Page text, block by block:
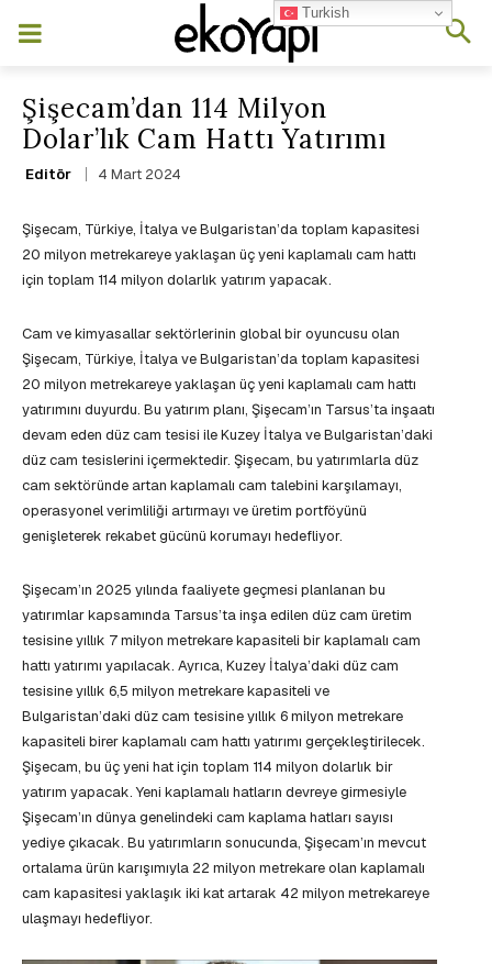
Şişecam’dan 114 Milyon
Dolar’lık Cam Hattı Yatırımı
Editör 4 Mart 2024
Şişecam, Türkiye, İtalya ve Bulgaristan’da toplam kapasitesi
20 milyon metrekareye yaklaşan üç yeni kaplamalı cam hattı
için toplam 114 milyon dolarlık yatırım yapacak.
Cam ve kimyasallar sektörlerinin global bir oyuncusu olan
Şişecam, Türkiye, İtalya ve Bulgaristan’da toplam kapasitesi
20 milyon metrekareye yaklaşan üç yeni kaplamalı cam hattı
yatırımını duyurdu. Bu yatırım planı, Şişecam’ın Tarsus’ta inşaatı
devam eden düz cam tesisi ile Kuzey İtalya ve Bulgaristan’daki
düz cam tesislerini içermektedir. Şişecam, bu yatırımlarla düz
cam sektöründe artan kaplamalı cam talebini karşılamayı,
operasyonel verimliliği artırmayı ve üretim portföyünü
genişleterek rekabet gücünü korumayı hedefliyor.
Şişecam’ın 2025 yılında faaliyete geçmesi planlanan bu
yatırımlar kapsamında Tarsus’ta inşa edilen düz cam üretim
tesisine yıllık 7 milyon metrekare kapasiteli bir kaplamalı cam
hattı yatırımı yapılacak. Ayrıca, Kuzey İtalya’daki düz cam
tesisine yıllık 6,5 milyon metrekare kapasiteli ve
Bulgaristan’daki düz cam tesisine yıllık 6 milyon metrekare
kapasiteli birer kaplamalı cam hattı yatırımı gerçekleştirilecek.
Şişecam, bu üç yeni hat için toplam 114 milyon dolarlık bir
yatırım yapacak. Yeni kaplamalı hatların devreye girmesiyle
Şişecam’ın dünya genelindeki cam kaplama hatları sayısı
yediye çıkacak. Bu yatırımların sonucunda, Şişecam’ın mevcut
ortalama ürün karışımıyla 22 milyon metrekare olan kaplamalı
cam kapasitesi yaklaşık iki kat artarak 42 milyon metrekareye
ulaşmayı hedefliyor.
Turkish